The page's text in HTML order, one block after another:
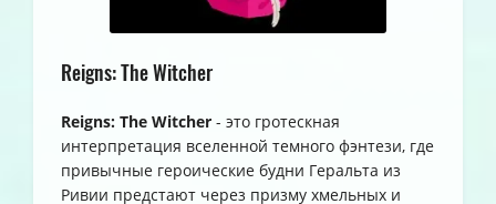
Reigns: The Witcher
Reigns: The Witcher - это гротескная
интерпретация вселенной темного фэнтези, где
привычные героические будни Геральта из
Ривии предстают через призму хмельных и